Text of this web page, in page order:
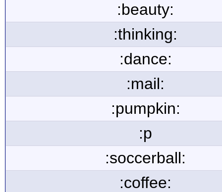
:beauty:
:thinking:
:dance:
:mail:
:pumpkin:
:p
:soccerball:
:coffee: